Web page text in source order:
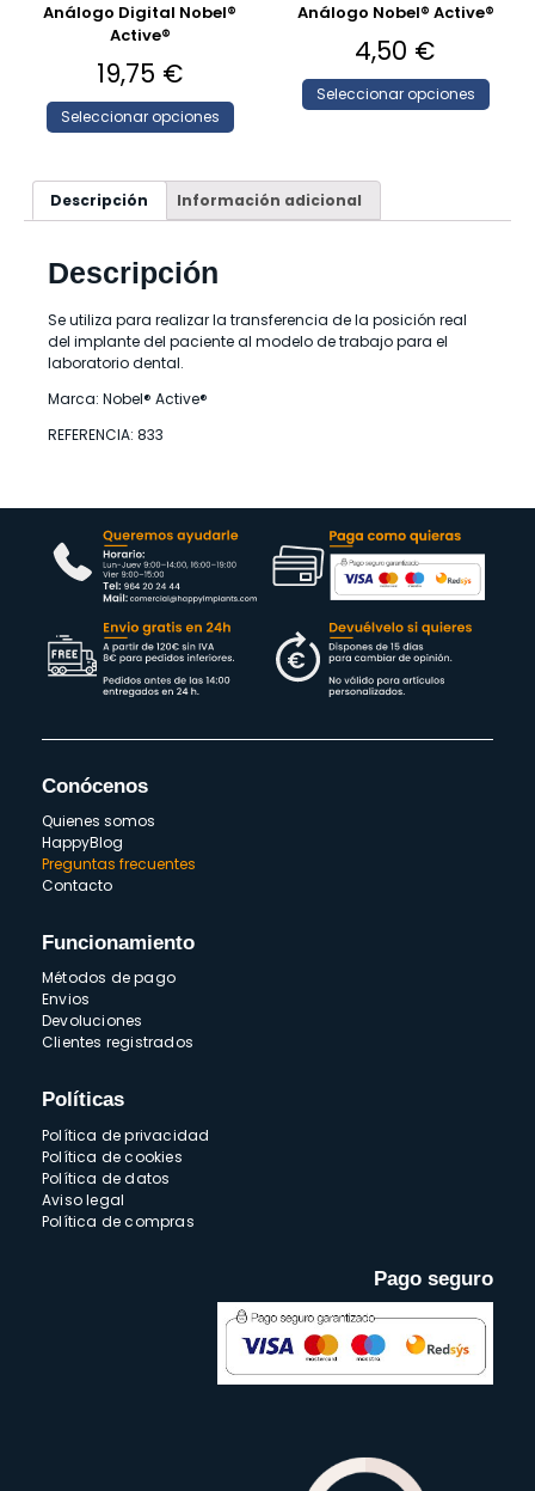
Análogo Digital Nobel®
Active®
19,75 €
Seleccionar opciones
Análogo Nobel® Active®
4,50 €
Seleccionar opciones
Descripción Información adicional
Descripción
Se utiliza para realizar la transferencia de la posición real
del implante del paciente al modelo de trabajo para el
laboratorio dental.
Marca: Nobel® Active®
REFERENCIA: 833
Conócenos
Quienes somos
HappyBlog
Preguntas frecuentes
Contacto
Funcionamiento
Métodos de pago
Envios
Devoluciones
Clientes registrados
Políticas
Política de privacidad
Política de cookies
Política de datos
Aviso legal
Política de compras
Pago seguro